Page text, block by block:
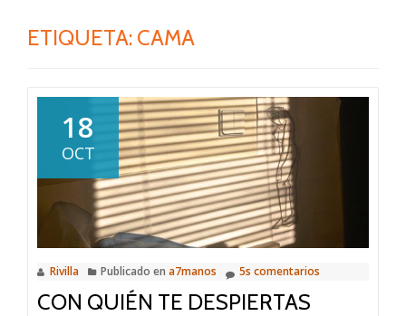
ETIQUETA: CAMA
18
OCT
Rivilla Publicado en a7manos 5s comentarios
CON QUIÉN TE DESPIERTAS